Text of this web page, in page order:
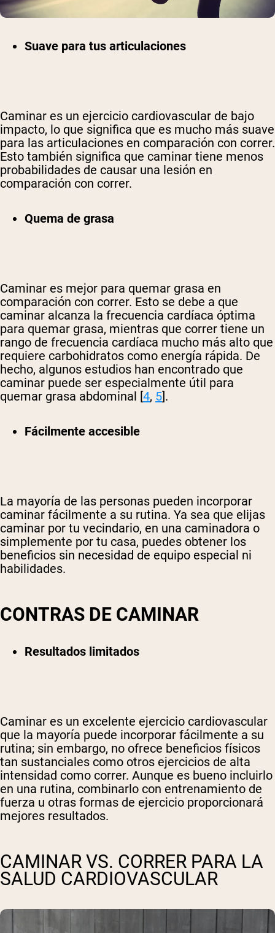
Suave para tus articulaciones
Caminar es un ejercicio cardiovascular de bajo
impacto, lo que significa que es mucho más suave
para las articulaciones en comparación con correr.
Esto también significa que caminar tiene menos
probabilidades de causar una lesión en
comparación con correr.
Quema de grasa
Caminar es mejor para quemar grasa en
comparación con correr. Esto se debe a que
caminar alcanza la frecuencia cardíaca óptima
para quemar grasa, mientras que correr tiene un
rango de frecuencia cardíaca mucho más alto que
requiere carbohidratos como energía rápida. De
hecho, algunos estudios han encontrado que
caminar puede ser especialmente útil para
quemar grasa abdominal [4, 5].
Fácilmente accesible
La mayoría de las personas pueden incorporar
caminar fácilmente a su rutina. Ya sea que elijas
caminar por tu vecindario, en una caminadora o
simplemente por tu casa, puedes obtener los
beneficios sin necesidad de equipo especial ni
habilidades.
CONTRAS DE CAMINAR
Resultados limitados
Caminar es un excelente ejercicio cardiovascular
que la mayoría puede incorporar fácilmente a su
rutina; sin embargo, no ofrece beneficios físicos
tan sustanciales como otros ejercicios de alta
intensidad como correr. Aunque es bueno incluirlo
en una rutina, combinarlo con entrenamiento de
fuerza u otras formas de ejercicio proporcionará
mejores resultados.
CAMINAR VS. CORRER PARA LA
SALUD CARDIOVASCULAR